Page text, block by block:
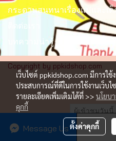
Message Us
กระดานสนทนาเรื่องแม่และเด็
ติดต่อเรา
บทความน่ารู้
Copyright by ppkidshop.com
ผู้เข้าชมวันนี้
Powered by
เว็บไซต์ ppkidshop.com มีการใ
ประสบการณ์ที่ดีในการใช้งานเว็บ
รายละเอียดเพิ่มเติมได้ที่ >> นโยบ
คุกกี้
ตั้งค่าคุกกี้